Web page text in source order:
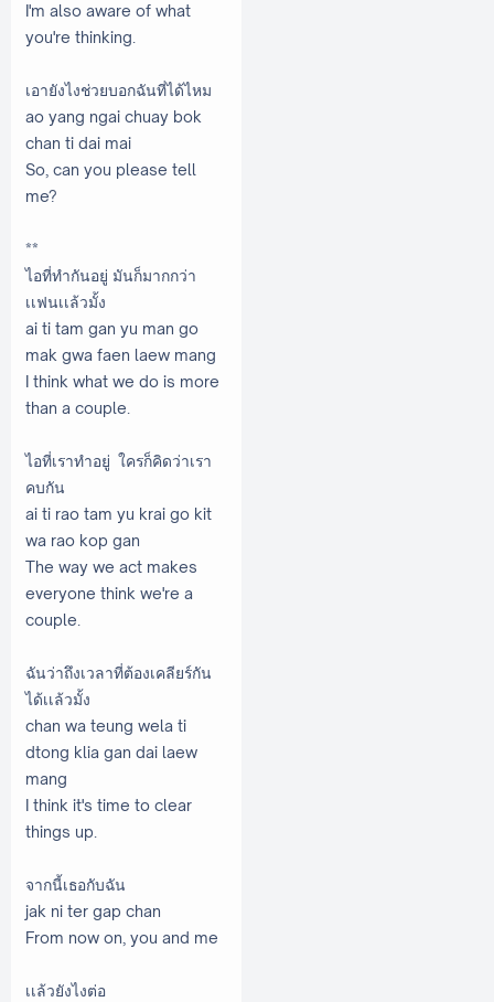
I'm also aware of what
you're thinking.
เอายังไงช่วยบอกฉันที่ได้ไหม
ao yang ngai chuay bok
chan ti dai mai
So, can you please tell
me?
**
ไอที่ทำกันอยู่ มันก็มากกว่า
เเฟนเเล้วมั้ง
ai ti tam gan yu man go
mak gwa faen laew mang
I think what we do is more
than a couple.
ไอที่เราทำอยู่ ใครก็คิดว่าเรา
คบกัน
ai ti rao tam yu krai go kit
wa rao kop gan
The way we act makes
everyone think we're a
couple.
ฉันว่าถึงเวลาที่ต้องเคลียร์กัน
ได้เเล้วมั้ง
chan wa teung wela ti
dtong klia gan dai laew
mang
I think it's time to clear
things up.
จากนี้เธอกับฉัน
jak ni ter gap chan
From now on, you and me
เเล้วยังไงต่อ